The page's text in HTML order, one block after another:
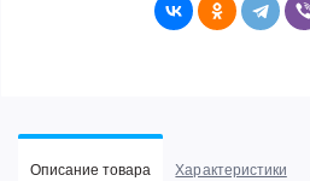
Описание товара Характеристики